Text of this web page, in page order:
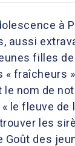
à
aussi
filles
fraîcheurs
nom de
le fleuve de
les
Goût des